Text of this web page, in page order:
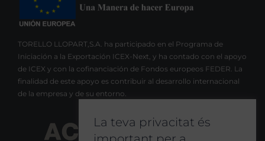
TORELLO LLOPART,S.A. ha participado en el Programa de
Iniciación a la Exportación ICEX-Next, y ha contado con el apoyo
de ICEX y con la cofinanciación de Fondos europeos FEDER. La
finalidad de este apoyo es contribuir al desarrollo internacional
de la empresa y de su entorno.
La teva privacitat és